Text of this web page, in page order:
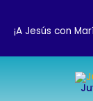
¡A Jesús con